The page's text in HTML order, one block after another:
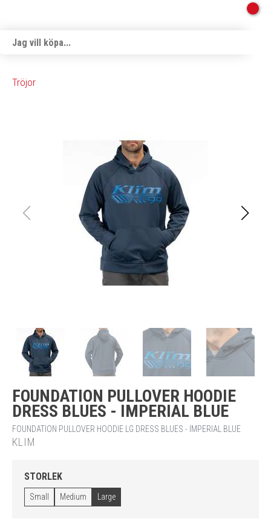
Tröjor
FOUNDATION PULLOVER HOODIE
DRESS BLUES - IMPERIAL BLUE
FOUNDATION PULLOVER HOODIE LG DRESS BLUES - IMPERIAL BLUE
KLIM
STORLEK
Small Medium Large